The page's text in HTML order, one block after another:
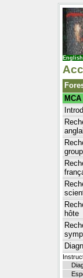
English
MCA
hôte